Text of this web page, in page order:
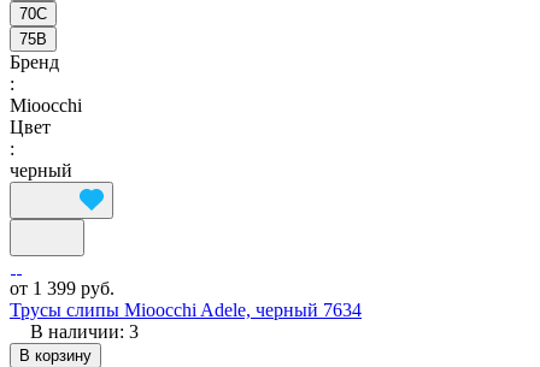
70C
75B
Бренд
:
Mioocchi
Цвет
:
черный
от 1 399 руб.
Трусы слипы Mioocchi Adele, черный 7634
В наличии: 3
В корзину